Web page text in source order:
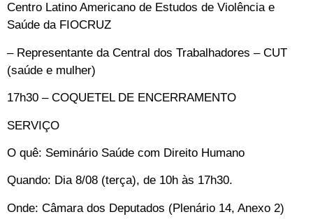
Centro Latino Americano de Estudos de Violência e
Saúde da FIOCRUZ
– Representante da Central dos Trabalhadores – CUT
(saúde e mulher)
17h30 – COQUETEL DE ENCERRAMENTO
SERVIÇO
O quê: Seminário Saúde com Direito Humano
Quando: Dia 8/08 (terça), de 10h às 17h30.
Onde: Câmara dos Deputados (Plenário 14, Anexo 2)